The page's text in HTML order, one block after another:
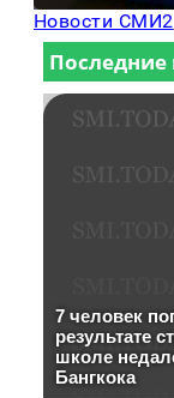
Новости СМИ2